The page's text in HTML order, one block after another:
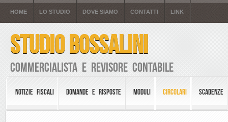
HOME LO STUDIO DOVE SIAMO CONTATTI LINK
STUDIO BOSSALINI
Commercialista e Revisore Contabile
NOTIZIE FISCALI DOMANDE E RISPOSTE MODULI CIRCOLARI SCADENZE